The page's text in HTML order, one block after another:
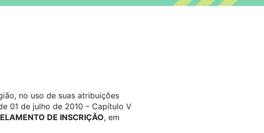
no uso de suas atribuições
01 de julho de 2010 – Capítulo V
DE INSCRIÇÃO, em